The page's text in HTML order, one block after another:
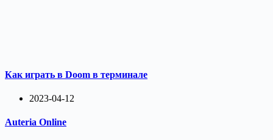
Как играть в Doom в терминале
2023-04-12
Auteria Online